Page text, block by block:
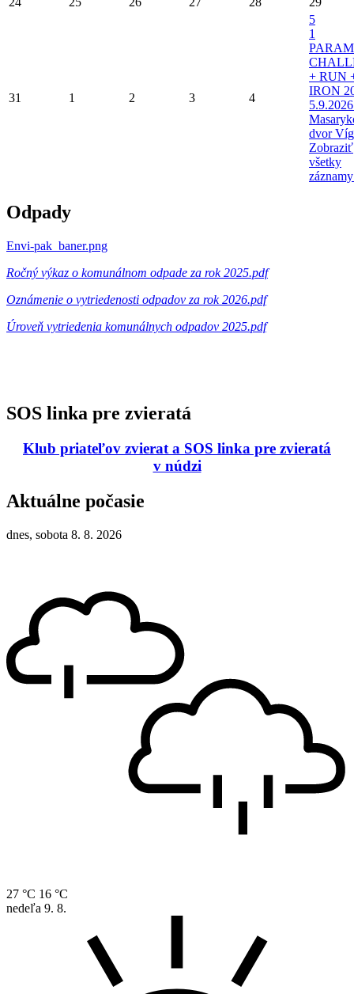
31 1 2 3 4
5
1
+ RUN
IRON
dvor
Zobraziť
všetky
Odpady
Envi-pak_baner.png
Ročný výkaz o komunálnom odpade za rok 2025.pdf
Oznámenie o vytriedenosti odpadov za rok 2026.pdf
Úroveň vytriedenia komunálnych odpadov 2025.pdf
SOS linka pre zvieratá
Klub priateľov zvierat a SOS linka pre zvieratá
v núdzi
Aktuálne počasie
dnes, sobota 8. 8. 2026
27 °C 16 °C
nedeľa 9. 8.